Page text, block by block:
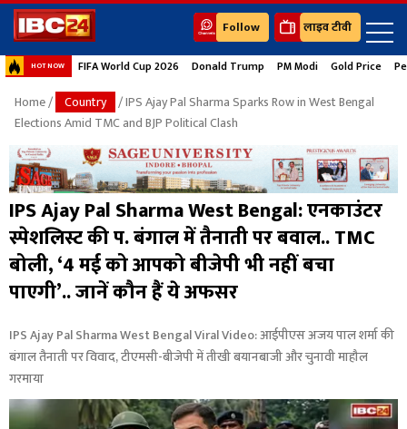
Follow लाइव टीवी
HOT NOW FIFA World Cup 2026 Donald Trump PM Modi Gold Price
Home/ Country / IPS Ajay Pal Sharma Sparks Row in West Bengal
Elections Amid TMC and BJP Political Clash
IPS Ajay Pal Sharma West Bengal: एनकाउंटर
स्पेशलिस्ट की प. बंगाल में तैनाती पर बवाल.. TMC
बोली, ‘4 मई को आपको बीजेपी भी नहीं बचा
पाएगी’.. जानें कौन हैं ये अफसर
IPS Ajay Pal Sharma West Bengal Viral Video: आईपीएस अजय पाल शर्मा की
बंगाल तैनाती पर विवाद, टीएमसी-बीजेपी में तीखी बयानबाजी और चुनावी माहौल
गरमाया